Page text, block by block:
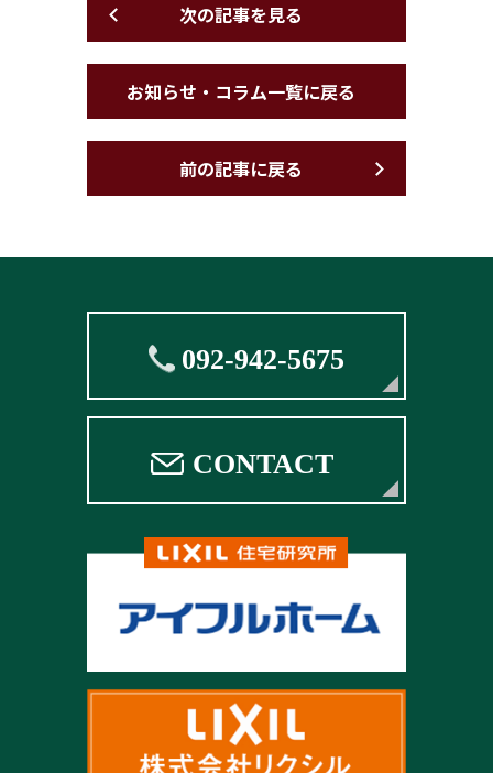
次の記事を見る
お知らせ・コラム一覧に戻る
前の記事に戻る
092-942-5675
CONTACT